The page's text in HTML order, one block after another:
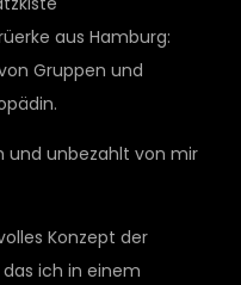
aus Hamburg:
Gruppen und
und unbezahlt von mir
Konzept der
ich in einem